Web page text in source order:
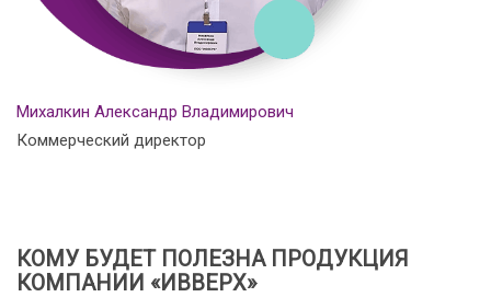
Михалкин Александр Владимирович
Коммерческий директор
КОМУ БУДЕТ ПОЛЕЗНА ПРОДУКЦИЯ
КОМПАНИИ «ИВВЕРХ»